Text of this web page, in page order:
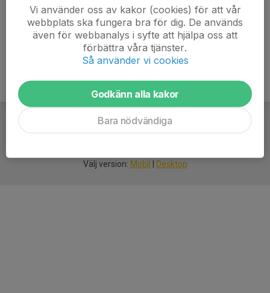
Välj version: Mobil Desktop
Vi använder oss av kakor (cookies) för att vår
webbplats ska fungera bra för dig. De används
även för webbanalys i syfte att hjälpa oss att
förbättra våra tjänster.
Så använder vi cookies
Godkänn alla kakor
Bara nödvändiga